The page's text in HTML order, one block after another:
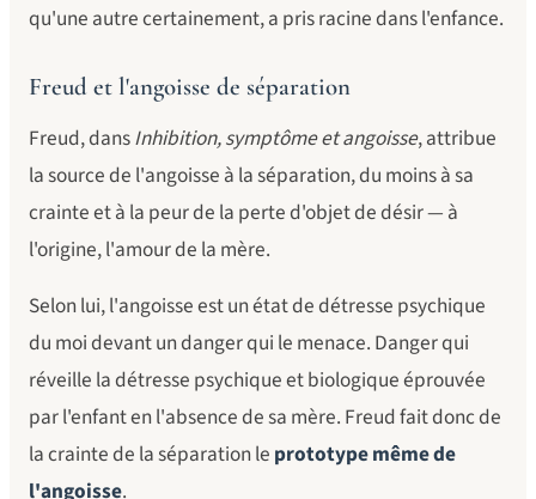
qu'une autre certainement, a pris racine dans l'enfance.
Freud et l'angoisse de séparation
Freud, dansInhibition, symptôme et angoisse, attribue
la source de l'angoisse à la séparation, du moins à sa
crainte et à la peur de la perte d'objet de désir — à
l'origine, l'amour de la mère.
Selon lui, l'angoisse est un état de détresse psychique
du moi devant un danger qui le menace. Danger qui
réveille la détresse psychique et biologique éprouvée
par l'enfant en l'absence de sa mère. Freud fait donc de
la crainte de la séparation le prototype même de
l'angoisse.